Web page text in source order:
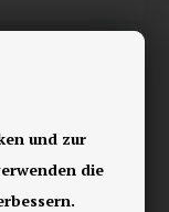
und zur
die